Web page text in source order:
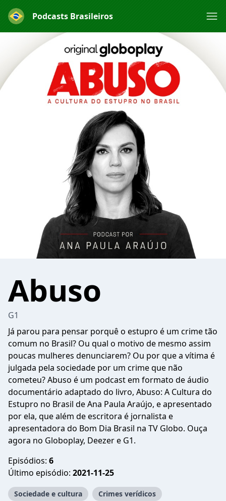
Podcasts Brasileiros
Abuso
G1
Já parou para pensar porquê o estupro é um crime tão
comum no Brasil? Ou qual o motivo de mesmo assim
poucas mulheres denunciarem? Ou por que a vítima é
julgada pela sociedade por um crime que não
cometeu? Abuso é um podcast em formato de áudio
documentário adaptado do livro, Abuso: A Cultura do
Estupro no Brasil de Ana Paula Araújo, e apresentado
por ela, que além de escritora é jornalista e
apresentadora do Bom Dia Brasil na TV Globo. Ouça
agora no Globoplay, Deezer e G1.
Episódios: 6
Último episódio: 2021-11-25
Sociedade e cultura Crimes verídicos